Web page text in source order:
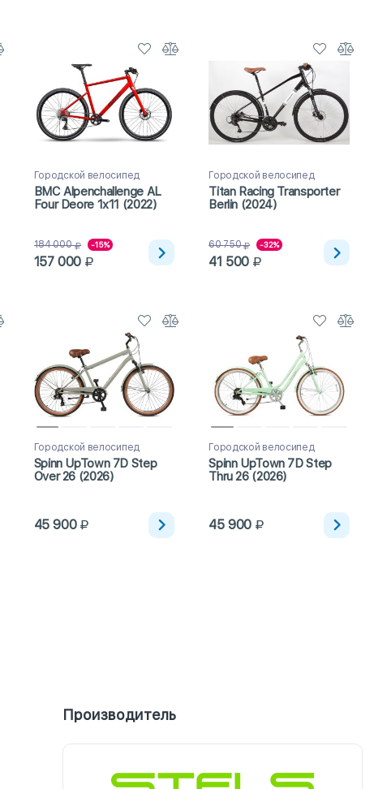
Городской велосипед
BMC Alpenchallenge AL
Four Deore 1x11 (2022)
184 000 -15%
157 000
Городской велосипед
Titan Racing Transporter
Berlin (2024)
60 750 -32%
41 500
Городской велосипед
Spinn UpTown 7D Step
Over 26 (2026)
45 900
Городской велосипед
Spinn UpTown 7D Step
Thru 26 (2026)
45 900
Производитель